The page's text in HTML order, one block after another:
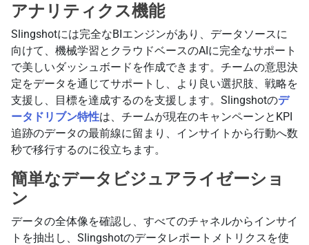
アナリティクス機能
Slingshotには完全なBIエンジンがあり、データソースに
向けて、機械学習とクラウドベースのAIに完全なサポート
で美しいダッシュボードを作成できます。チームの意思決
定をデータを通じてサポートし、より良い選択肢、戦略を
支援し、目標を達成するのを支援します。Slingshotのデ
ータドリブン特性は、チームが現在のキャンペーンとKPI
追跡のデータの最前線に留まり、インサイトから行動へ数
秒で移行するのに役立ちます。
簡単なデータビジュアライゼーショ
ン
データの全体像を確認し、すべてのチャネルからインサイ
トを抽出し、Slingshotのデータレポートメトリクスを使